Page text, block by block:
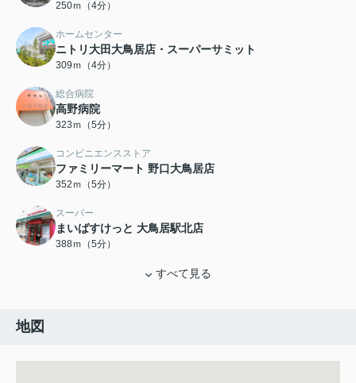
250ｍ（4分）
ホームセンター
ニトリ大田大鳥居店・スーパーサミット
309ｍ（4分）
総合病院
高野病院
323ｍ（5分）
コンビニエンスストア
ファミリーマート 野口大鳥居店
352ｍ（5分）
スーパー
まいばすけっと 大鳥居駅北店
388ｍ（5分）
すべて見る
地図